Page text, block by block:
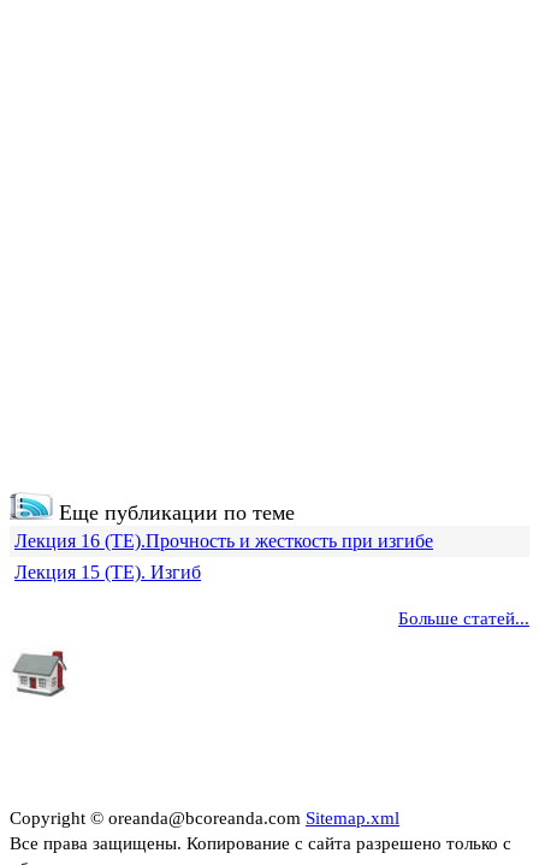
Еще публикации по теме
Лекция 16 (ТЕ).Прочность и жесткость при изгибе
Лекция 15 (ТЕ). Изгиб
Больше статей...
Copyright © oreanda@bcoreanda.com Sitemap.xml
Все права защищены. Копирование с сайта разрешено только с